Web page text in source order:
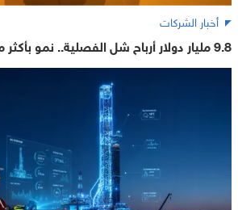
أخبار الشركات
9.8 مليار دولار أرباح شل الفصلية.. نمو بأكثر من الضعف